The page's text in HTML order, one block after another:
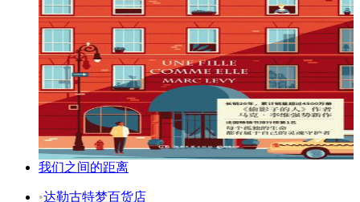
我们之间的距离
•达勒古特梦百货店